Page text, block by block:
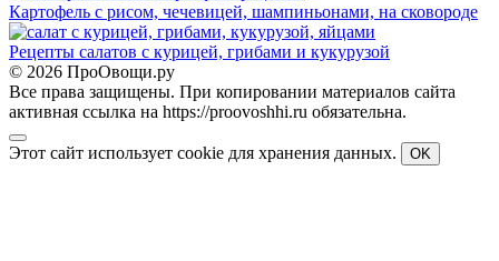
Картофель с рисом, чечевицей, шампиньонами, на сковороде
Рецепты салатов с курицей, грибами и кукурузой
© 2026 ПроОвощи.ру
Все права защищены. При копировании материалов сайта
активная ссылка на https://proovoshhi.ru обязательна.
Этот сайт использует cookie для хранения данных. OK